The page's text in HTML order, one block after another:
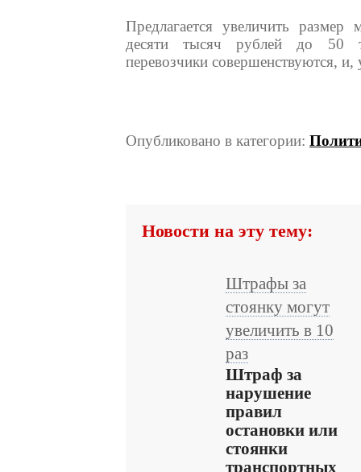
Предлагается увеличить
десяти тысяч рублей до 50
перевозчики совершенствуются, и,
Опубликовано в категории:
Новости на эту тему:
Штрафы за
стоянку могут
увеличить в 10
раз
Штраф за
нарушение
правил
остановки или
стоянки
транспортных